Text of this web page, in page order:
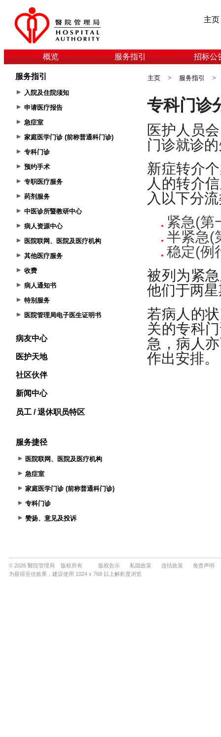
主页
概览 服务指引 招标公
服务指引
入院及住院须知
申请医疗报告
急症室
家庭医学门诊 (前称普通科门诊)
专科门诊
预约手术
专职医疗服务
药剂服务
中医诊所暨教研中心
病人资源中心
医院联网、医院及医疗机构
其他医疗服务
收费
病人通知书
特别服务
医院管理局电子医生证明书
病友中心
医护天地
社区伙伴
新闻中心
员工 / 退休职员特区
服务捷径
医院联网、医院及医疗机构
急症室
家庭医学门诊 (前称普通科门诊)
专科门诊
赞扬、意见及投诉
主页 > 服务指引 >
© 2026 醫院管理局 版权所有 版权告示 私隐政策 连结政策
免责声明
为获得至佳效果，建议使用 1024 x 768 以上解析度浏览